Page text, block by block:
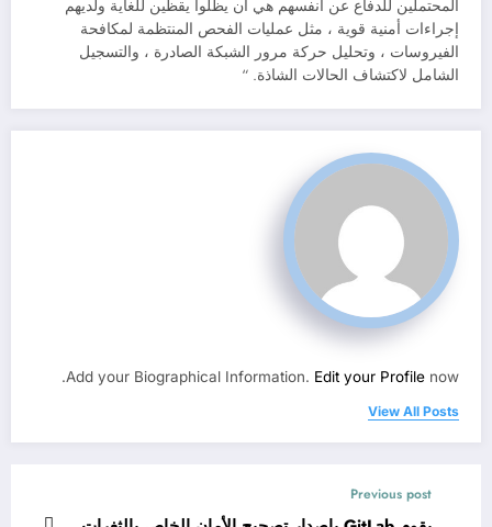
المحتملين للدفاع عن أنفسهم هي أن يظلوا يقظين للغاية ولديهم
إجراءات أمنية قوية ، مثل عمليات الفحص المنتظمة لمكافحة
الفيروسات ، وتحليل حركة مرور الشبكة الصادرة ، والتسجيل
الشامل لاكتشاف الحالات الشاذة. “
Add your Biographical Information. Edit your Profile now.
View All Posts
Previous post